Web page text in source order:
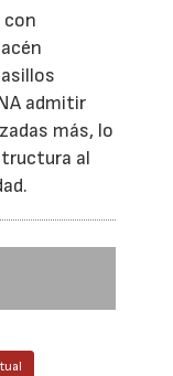
con
admitir
más, lo
al